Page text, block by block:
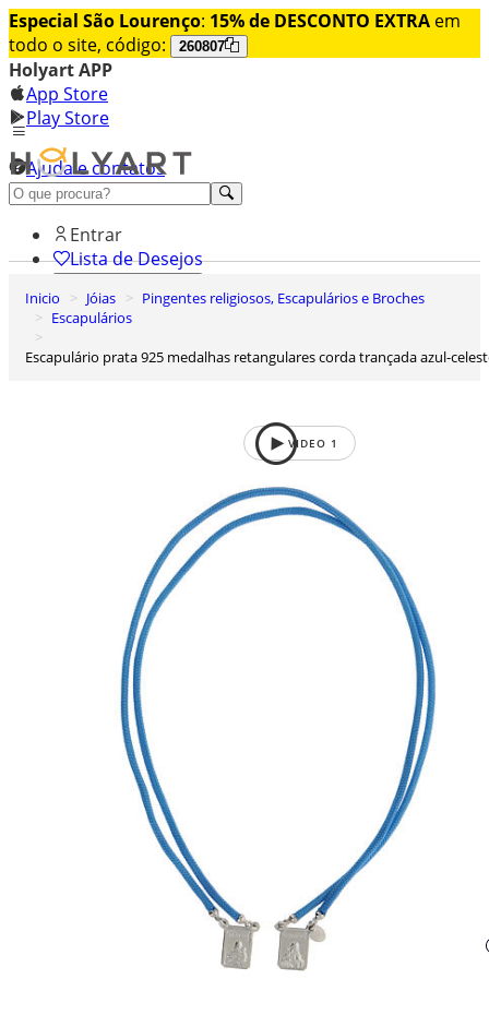
Especial São Lourenço: 15% de DESCONTO EXTRA em
todo o site, código:
260807
Holyart APP
App Store
Play Store
Ajuda e contatos
Conheça premium
Entrar
Lista de Desejos
0
Carrinho de Compras
Inicio Jóias
Pingentes religiosos, Escapulários e Broches
Escapulários
Escapulário prata 925 medalhas retangulares corda trançada azul-
VIDEO 1